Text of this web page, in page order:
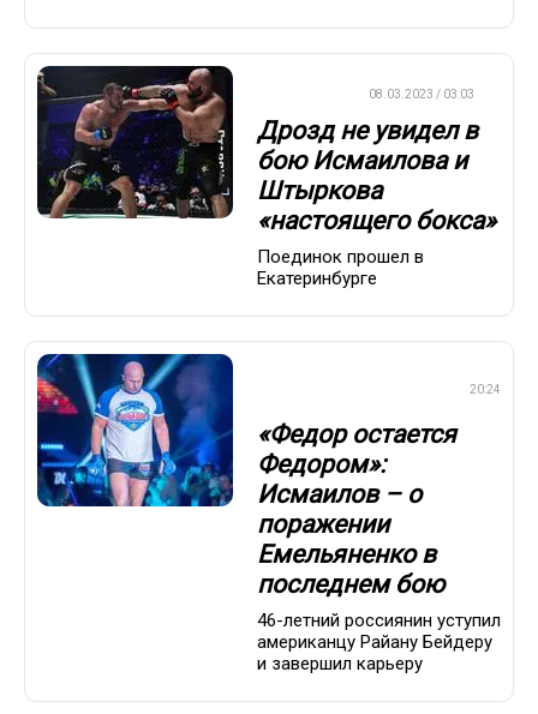
08.03.2023 / 03:03
Дрозд не увидел в
бою Исмаилова и
Штыркова
«настоящего бокса»
Поединок прошел в
Екатеринбурге
20:24
«Федор остается
Федором»:
Исмаилов – о
поражении
Емельяненко в
последнем бою
46-летний россиянин уступил
американцу Райану Бейдеру
и завершил карьеру